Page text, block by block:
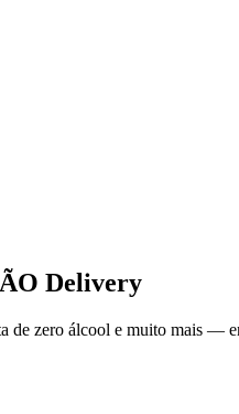
Delivery
de zero álcool e muito mais —